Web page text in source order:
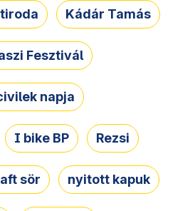
Kádár Tamás
Fesztivál
napja
I bike BP Rezsi
sör nyitott kapuk